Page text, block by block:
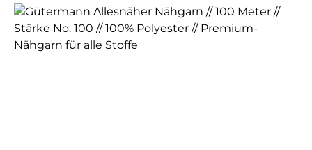
Bildergalerie überspringen